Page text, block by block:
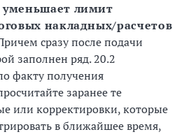
лимит
накладных/расчетов
сразу после подачи
заполнен ряд. 20.2
факту получения
заранее те
или корректировки, которые
в ближайшее время,